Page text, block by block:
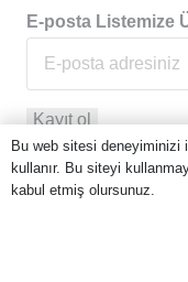
E-posta Listemize
Bu web sitesi
kullanır. Bu siteyi
kabul etmiş olursunuz.